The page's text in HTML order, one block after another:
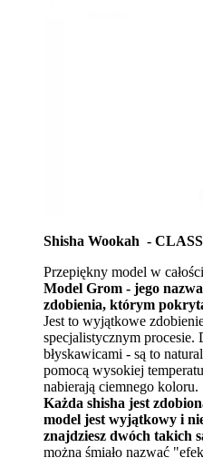
Shisha Wookah -
Przepiękny model w
Model Grom - jego
zdobienia, którym
Jest to wyjątkowe
specjalistycznym procesie.
błyskawicami - są to
pomocą wysokiej
nabierają ciemnego koloru.
Każda shisha jest
model jest wyjątkowy i
znajdziesz dwóch takich
można śmiało nazwać